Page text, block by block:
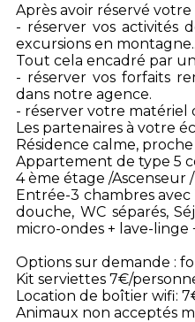
Après avoir réservé
- réserver vos activités
excursions en
Tout cela encadré par
- réserver vos forfaits
dans notre agence.
- réserver votre matériel
Les partenaires à votre
Résidence calme,
Appartement de type 5
4 ème étage /Ascenseur
Entrée-3 chambres avec
douche, WC séparés,
micro-ondes + lave-linge
Options sur demande :
Kit serviettes 7€/
Location de boîtier wifi:
Animaux non acceptés